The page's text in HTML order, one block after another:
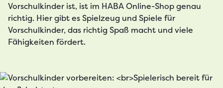
Vorschulkinder ist, ist im HABA Online-Shop genau
richtig. Hier gibt es Spielzeug und Spiele für
Vorschulkinder, das richtig Spaß macht und viele
Fähigkeiten fördert.